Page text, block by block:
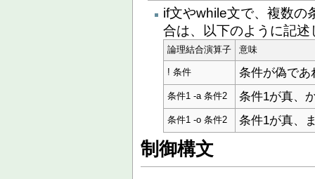
if文やwhile文で、複数の
合は、以下のように記述
論理結合演算子 意味
! 条件 条件が偽であ
条件1 -a 条件2 条件1が真、
条件1 -o 条件2 条件1が真、
制御構文